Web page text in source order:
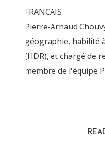
FRANCAIS
Pierre-Arnaud
géographie, habilité
(HDR), et chargé de
membre de l'équipe